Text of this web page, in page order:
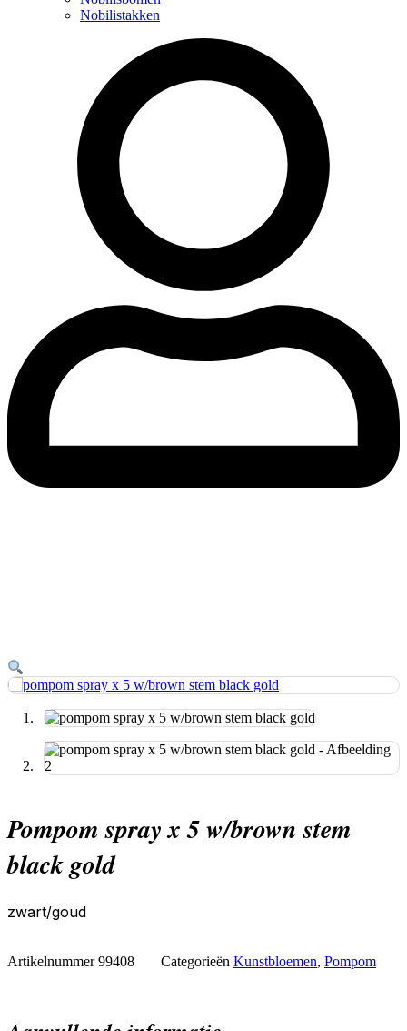
Nobilistakken
pompom spray x 5 w/brown stem
black gold
zwart/goud
Artikelnummer99408 Categorieën Kunstbloemen, Pompom